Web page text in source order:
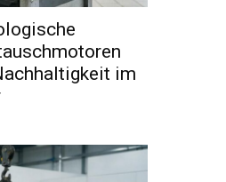
im